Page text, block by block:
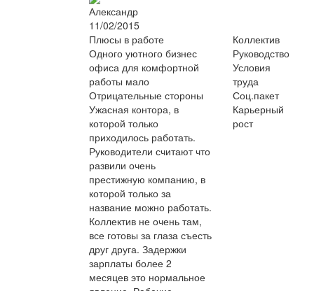
Александр
11/02/2015
Плюсы в работе
Одного уютного бизнес
офиса для комфортной
работы мало
Отрицательные стороны
Ужасная контора, в
которой только
приходилось работать.
Руководители считают что
развили очень
престижную компанию, в
которой только за
название можно работать.
Коллектив не очень там,
все готовы за глаза съесть
друг друга. Задержки
зарплаты более 2
месяцев это нормальное
Коллектив
Руководство
Условия
труда
Соц.пакет
Карьерный
рост